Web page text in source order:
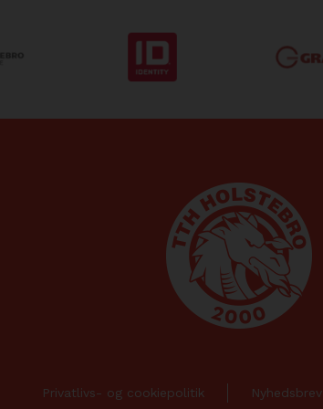
Privatlivs- og cookiepolitik Nyhedsbrev